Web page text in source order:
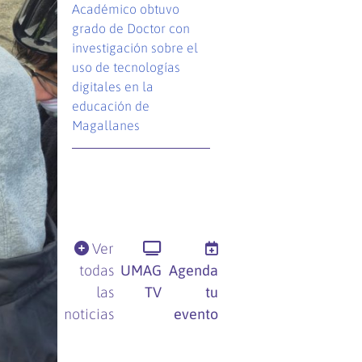
Académico obtuvo
grado de Doctor con
investigación sobre el
uso de tecnologías
digitales en la
educación de
Magallanes
Ver
todas
las
noticias
UMAG
TV
Agenda
tu
evento